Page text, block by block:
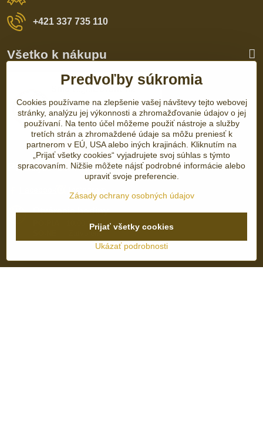
+421 337 735 110
Všetko k nákupu
Pridajte sa k nám:
Otváracie hodiny
10:00-17:00
Zatvorené
Predvoľby súkromia
Cookies používame na zlepšenie vašej návštevy tejto webovej
stránky, analýzu jej výkonnosti a zhromažďovanie údajov o jej
používaní. Na tento účel môžeme použiť nástroje a služby
tretích strán a zhromaždené údaje sa môžu preniesť k
partnerom v EÚ, USA alebo iných krajinách. Kliknutím na
„Prijať všetky cookies“ vyjadrujete svoj súhlas s týmto
spracovaním. Nižšie môžete nájsť podrobné informácie alebo
upraviť svoje preferencie.
Zásady ochrany osobných údajov
Ukázať podrobnosti
Prijať všetky cookies